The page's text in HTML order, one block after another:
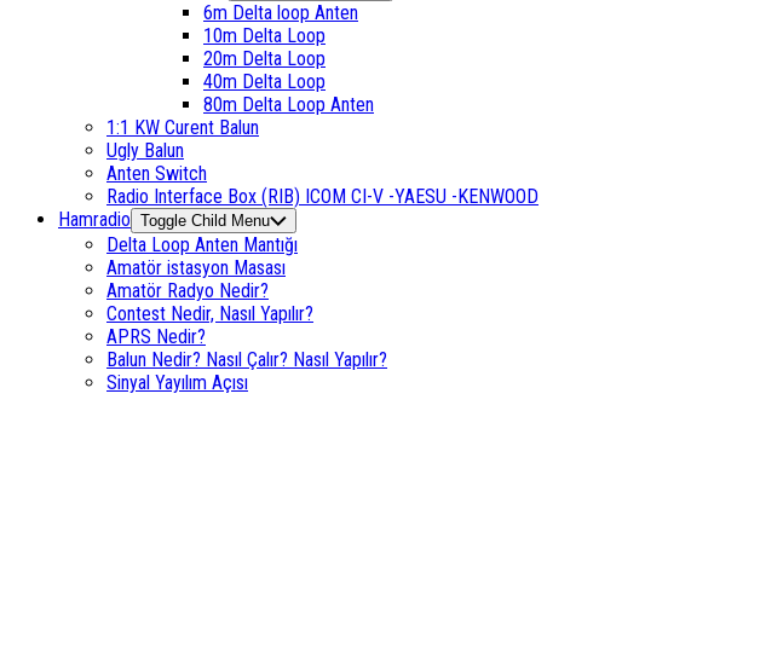
6m Delta loop Anten
10m Delta Loop
20m Delta Loop
40m Delta Loop
80m Delta Loop Anten
1:1 KW Curent Balun
Ugly Balun
Anten Switch
Radio Interface Box (RIB) ICOM CI-V -YAESU -KENWOOD
Hamradio Toggle Child Menu
Delta Loop Anten Mantığı
Amatör istasyon Masası
Amatör Radyo Nedir?
Contest Nedir, Nasıl Yapılır?
APRS Nedir?
Balun Nedir? Nasıl Çalır? Nasıl Yapılır?
Sinyal Yayılım Açısı